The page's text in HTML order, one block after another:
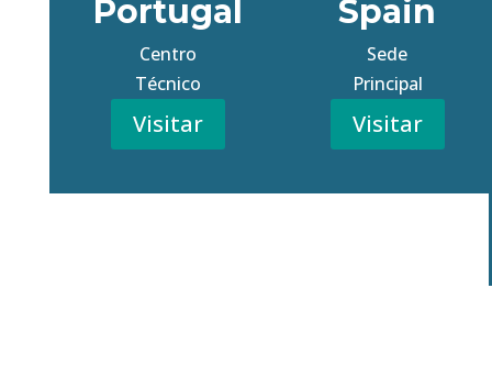
Portugal
Centro
Técnico
Visitar
Spain
Sede
Principal
Visitar